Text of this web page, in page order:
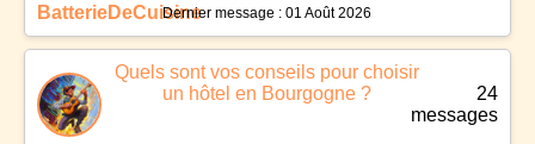
BatterieDeCuisineDernier message : 01 Août 2026
Quels sont vos conseils pour choisir
un hôtel en Bourgogne ?
24
messages